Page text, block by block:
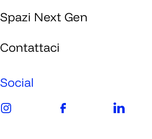
Studenti
Imprese
Chi siamo
Spazi Next Gen
Contattaci
Social